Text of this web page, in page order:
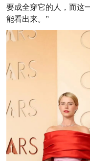
要成全穿它的人，而这
能看出来。”